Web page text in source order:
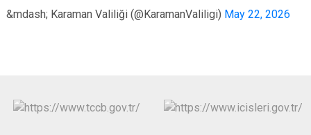
&mdash; Karaman Valiliği (@KaramanValiligi) May 22, 2026